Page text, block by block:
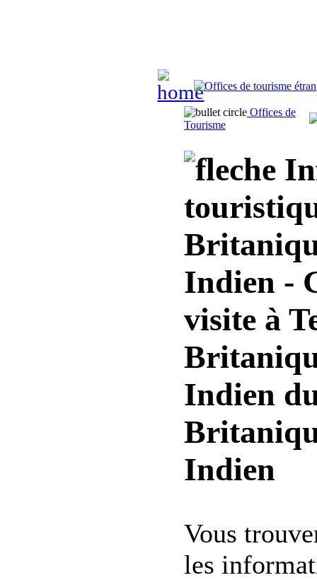
Offices de
Tourisme
Indien -
visite à
Indien
Indien
Vous
les